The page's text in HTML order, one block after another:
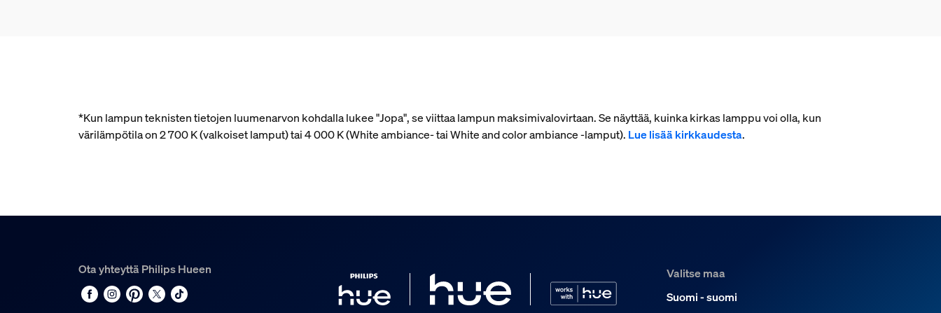
*Kun lampun teknisten tietojen luumenarvon kohdalla lukee "Jopa", se viittaa lampun maksimivalovirtaan. Se näyttää, kuinka kirkas lamppu voi olla, kun
värilämpötila on 2 700 K (valkoiset lamput) tai 4 000 K (White ambiance- tai White and color ambiance ‑lamput). Lue lisää kirkkaudesta.
Ota yhteyttä Philips Hueen
Valitse maa
Suomi - suomi